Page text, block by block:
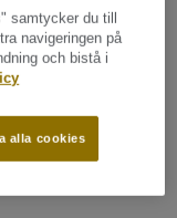
samtycker du till
navigeringen på
och bistå i
alla cookies